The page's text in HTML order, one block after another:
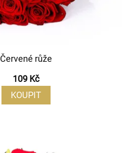
Červené růže
109 Kč
KOUPIT